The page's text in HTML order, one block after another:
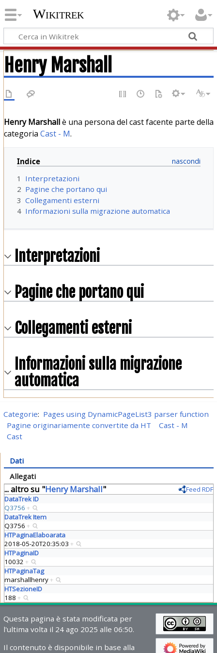
Wikitrek
Henry Marshall
Henry Marshallè una persona del cast facente parte della
categoria Cast - M.
Indice
1
Interpretazioni
2 Pagine che portano qui
3 Collegamenti esterni
4 Informazioni sulla migrazione automatica
Interpretazioni
Pagine che portano qui
Collegamenti esterni
Informazioni sulla migrazione
automatica
Categorie: Pages using DynamicPageList3 parser function
Pagine originariamente convertite da HT
Cast - M
Cast
Dati
Allegati
... altro su "Henry Marshall"
Feed RDF
DataTrek ID
Q3756 +
DataTrek Item
Q3756 +
HTPaginaElaboarata
2018-05-20T20:35:03 +
HTPaginaID
10032 +
HTPaginaTag
marshallhenry+
HTSezioneID
188 +
Questa pagina è stata modificata per
l'ultima volta il 24 ago 2025 alle 06:50.
Il contenuto è disponibile in base alla